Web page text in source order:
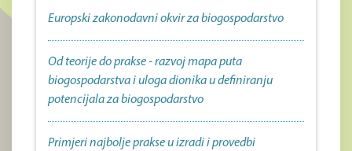
Europski zakonodavni okvir za biogospodarstvo
Od teorije do prakse - razvoj mapa puta
biogospodarstva i uloga dionika u definiranju
potencijala za biogospodarstvo
Primjeri najbolje prakse u izradi i provedbi